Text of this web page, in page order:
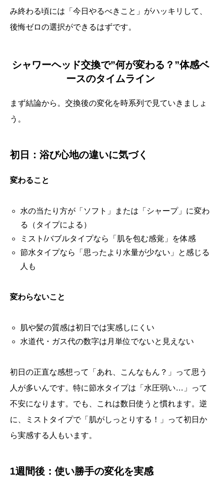
み終わる頃には「今日やるべきこと」がハッキリして、
後悔ゼロの選択ができるはずです。
シャワーヘッド交換で”何が変わる？”体感ベ
ースのタイムライン
まず結論から。交換後の変化を時系列で見ていきましょ
う。
初日：浴び心地の違いに気づく
変わること
水の当たり方が「ソフト」または「シャープ」に変わ
る（タイプによる）
ミスト/バブルタイプなら「肌を包む感覚」を体感
節水タイプなら「思ったより水量が少ない」と感じる
人も
変わらないこと
肌や髪の質感は初日では実感しにくい
水道代・ガス代の数字は月単位でないと見えない
初日の正直な感想って「あれ、こんなもん？」って思う
人が多いんです。特に節水タイプは「水圧弱い…」って
不安になります。でも、これは数日使うと慣れます。逆
に、ミストタイプで「肌がしっとりする！」って初日か
ら実感する人もいます。
1週間後：使い勝手の変化を実感